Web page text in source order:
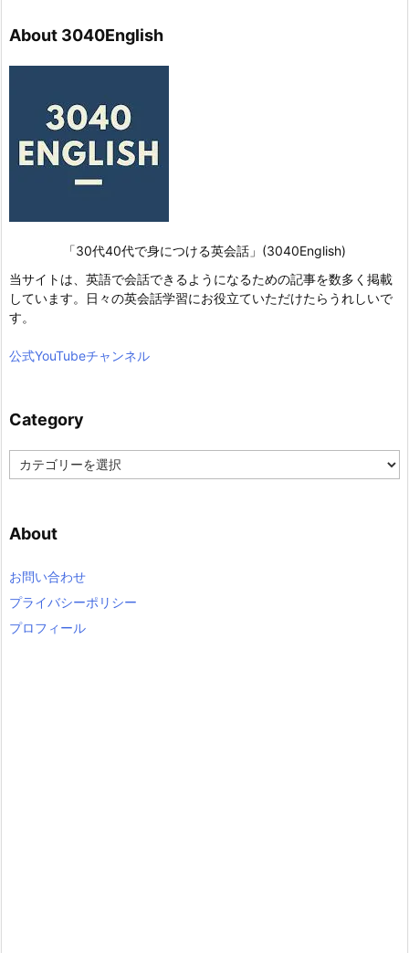
About 3040English
「30代40代で身につける英会話」(3040English)
当サイトは、英語で会話できるようになるための記事を数多く掲載
しています。日々の英会話学習にお役立ていただけたらうれしいで
す。
公式YouTubeチャンネル
Category
a
g
r
About
お問い合わせ
プライバシーポリシー
プロフィール